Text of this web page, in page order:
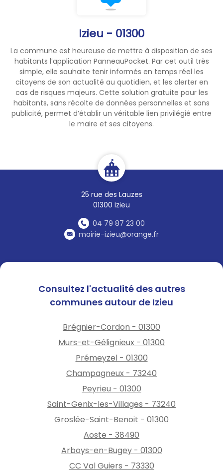
Izieu - 01300
La commune est heureuse de mettre à disposition de ses
habitants l’application PanneauPocket. Par cet outil très
simple, elle souhaite tenir informés en temps réel les
citoyens de son actualité au quotidien, et les alerter en
cas de risques majeurs. Cette solution gratuite pour les
habitants, sans récolte de données personnelles et sans
publicité, permet d’établir un véritable lien privilégié entre
le maire et ses citoyens.
25 rue des Lauzes
01300 Izieu
04 79 87 23 00
mairie-izieu@orange.fr
Consultez l'actualité des autres
communes autour de Izieu
Brégnier-Cordon - 01300
Murs-et-Gélignieux - 01300
Prémeyzel - 01300
Champagneux - 73240
Peyrieu - 01300
Saint-Genix-les-Villages - 73240
Groslée-Saint-Benoit - 01300
Aoste - 38490
Arboys-en-Bugey - 01300
CC Val Guiers - 73330